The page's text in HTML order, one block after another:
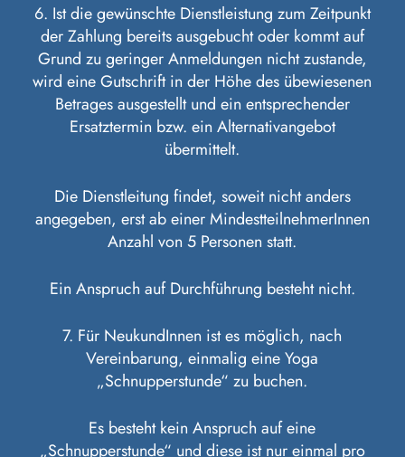
6. Ist die gewünschte Dienstleistung zum Zeitpunkt
der Zahlung bereits ausgebucht oder kommt auf
Grund zu geringer Anmeldungen nicht zustande,
wird eine Gutschrift in der Höhe des übewiesenen
Betrages ausgestellt und ein entsprechender
Ersatztermin bzw. ein Alternativangebot
übermittelt.
Die Dienstleitung findet, soweit nicht anders
angegeben, erst ab einer MindestteilnehmerInnen
Anzahl von 5 Personen statt.
Ein Anspruch auf Durchführung besteht nicht.
7. Für NeukundInnen ist es möglich, nach
Vereinbarung, einmalig eine Yoga
„Schnupperstunde“ zu buchen.
Es besteht kein Anspruch auf eine
„Schnupperstunde“ und diese ist nur einmal pro